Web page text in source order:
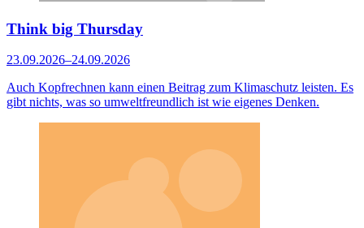
Think big Thursday
23.09.2026–24.09.2026
Auch Kopfrechnen kann einen Beitrag zum Klimaschutz leisten. Es
gibt nichts, was so umweltfreundlich ist wie eigenes Denken.